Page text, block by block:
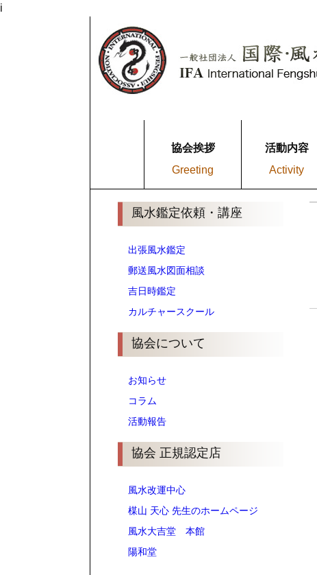
i
協会挨拶
Greeting
活動内容
Activity
風水鑑定依頼・講座
出張風水鑑定
郵送風水図面相談
吉日時鑑定
カルチャースクール
協会について
お知らせ
コラム
活動報告
協会 正規認定店
風水改運中心
楳山 天心 先生のホームページ
風水大吉堂 本館
陽和堂